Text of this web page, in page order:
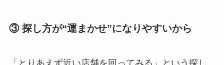
③ 探し方が“運まかせ”になりやすいから
「とりあえず近い店舗を回ってみる」という探し